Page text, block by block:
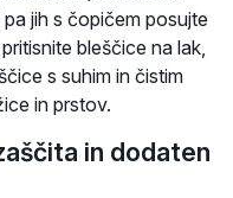
jih s čopičem posujte
bleščice na lak,
s suhim in čistim
in prstov.
in dodaten